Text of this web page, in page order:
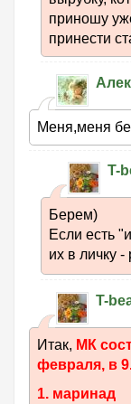
приношу
принести
Меня,меня
T-
Берем)
Если есть
их в личку
T-
Итак, МК
февраля, в
1. маринад